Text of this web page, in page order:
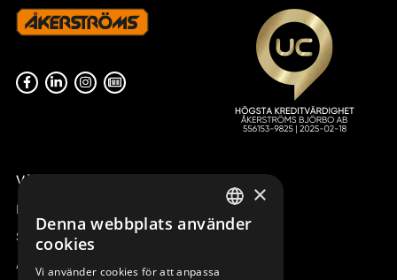
Våra radiostyrningar – översikt
Remotus
Sesam
Access_Ctrl
SWEDISH
×
Denna webbplats använder
cookies
Vi använder cookies för att anpassa